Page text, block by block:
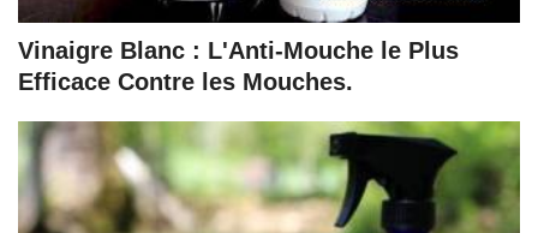
Vinaigre Blanc : L'Anti-Mouche le Plus
Efficace Contre les Mouches.